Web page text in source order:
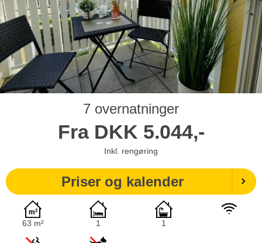
7 overnatninger
Fra DKK 5.044,-
Inkl. rengøring
Priser og kalender
63 m² 1 1